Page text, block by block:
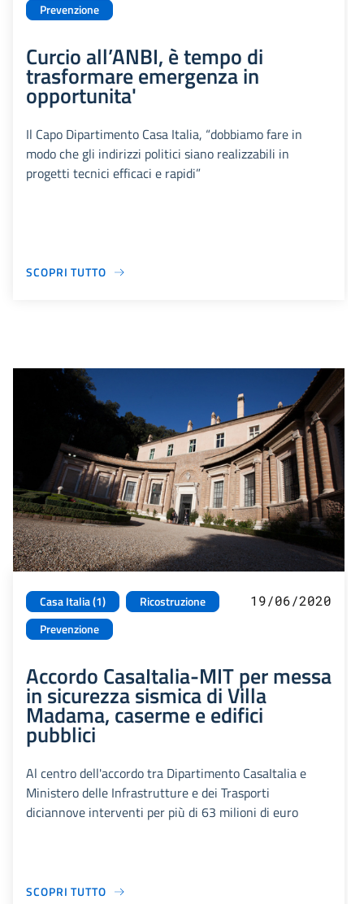
Prevenzione
Curcio all’ANBI, è tempo di
trasformare emergenza in
opportunita'
Il Capo Dipartimento Casa Italia, “dobbiamo fare in
modo che gli indirizzi politici siano realizzabili in
progetti tecnici efficaci e rapidi”
SCOPRI TUTTO
Casa Italia (1)
Ricostruzione
Prevenzione
19/06/2020
Accordo CasaItalia-MIT per messa
in sicurezza sismica di Villa
Madama, caserme e edifici
pubblici
Al centro dell'accordo tra Dipartimento CasaItalia e
Ministero delle Infrastrutture e dei Trasporti
diciannove interventi per più di 63 milioni di euro
SCOPRI TUTTO